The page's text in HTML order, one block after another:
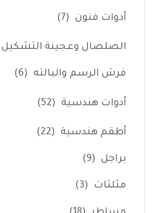
أدوات فنون (7)
الصلصال وعجينة التشكيل
فرش الرسم والبالته (6)
أدوات هندسية (52)
أطقم هندسية (22)
براجل (9)
مثلثات (3)